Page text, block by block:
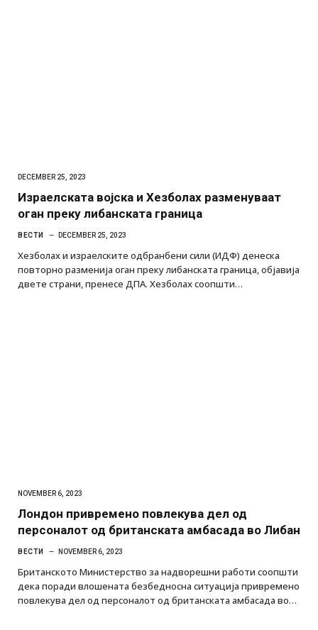
DECEMBER 25, 2023
Израелската војска и Хезболах разменуваат
оган преку либанската граница
ВЕСТИ DECEMBER 25, 2023
Хезболах и израелските одбранбени сили (ИДФ) денеска
повторно разменија оган преку либанската граница, објавија
двете страни, пренесе ДПА. Хезболах соопшти…
NOVEMBER 6, 2023
Лондон привремено повлекува дел од
персоналот од британската амбасада во Либан
ВЕСТИ NOVEMBER 6, 2023
Британското Министерство за надворешни работи соопшти
дека поради влошената безбедносна ситуација привремено
повлекува дел од персоналот од британската амбасада во…